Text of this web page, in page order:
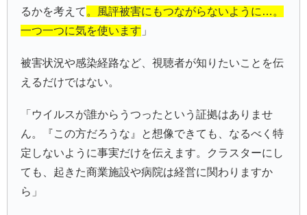
るかを考えて 。風評被害にもつながらないように…。
一つ一つに気を使います 」
被害状況や感染経路など、視聴者が知りたいことを伝
えるだけではない。
「ウイルスが誰からうつったという証拠はありませ
ん。『この方だろうな』と想像できても、なるべく特
定しないように事実だけを伝えます。クラスターにし
ても、起きた商業施設や病院は経営に関わりますか
ら」